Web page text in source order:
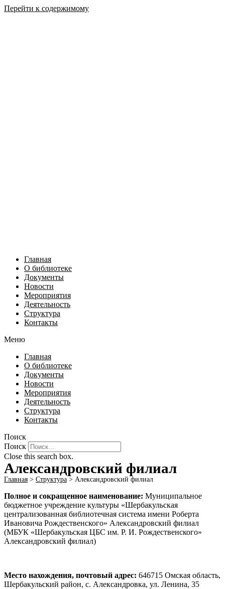
Перейти к содержимому
Главная
О библиотеке
Документы
Новости
Мероприятия
Деятельность
Структура
Контакты
Меню
Главная
О библиотеке
Документы
Новости
Мероприятия
Деятельность
Структура
Контакты
Поиск
Поиск
Close this search box.
Александровский филиал
Главная > Структура > Александровский филиал
Полное и сокращенное наименование: Муниципальное
бюджетное учреждение культуры «Шербакульская
централизованная библиотечная система имени Роберта
Ивановича Рождественского» Александровский филиал
(МБУК «Шербакульская ЦБС им. Р. И. Рождественского»
Александровский филиал)
Место нахождения, почтовый адрес: 646715 Омская область,
Шербакульский район, с. Александровка, ул. Ленина, 35